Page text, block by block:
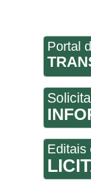
Portal
Editais